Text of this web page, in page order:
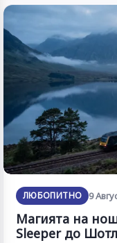
ЛЮБОПИТНО 9
Магията на
Sleeper до